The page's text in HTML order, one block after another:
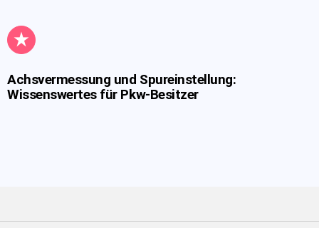
Achsvermessung und Spureinstellung:
Wissenswertes für Pkw-Besitzer